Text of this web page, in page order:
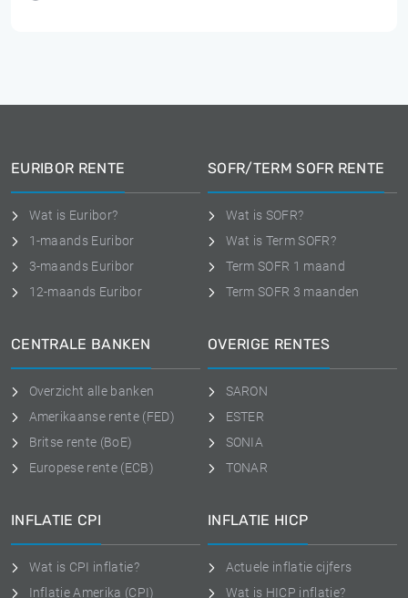
EURIBOR RENTE
Wat is Euribor?
1-maands Euribor
3-maands Euribor
12-maands Euribor
SOFR/TERM SOFR RENTE
Wat is SOFR?
Wat is Term SOFR?
Term SOFR 1 maand
Term SOFR 3 maanden
CENTRALE BANKEN
Overzicht alle banken
Amerikaanse rente (FED)
Britse rente (BoE)
Europese rente (ECB)
OVERIGE RENTES
SARON
ESTER
SONIA
TONAR
INFLATIE CPI
Wat is CPI inflatie?
Inflatie Amerika (CPI)
INFLATIE HICP
Actuele inflatie cijfers
Wat is HICP inflatie?